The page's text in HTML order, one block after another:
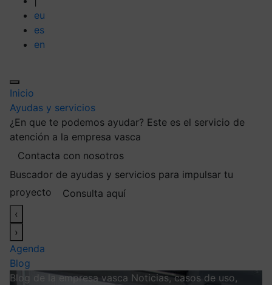
eu
es
en
Inicio
Ayudas y servicios
¿En que te podemos ayudar? Este es el servicio de
atención a la empresa vasca
Contacta con nosotros
Buscador de ayudas y servicios para impulsar tu
proyecto
Consulta aquí
‹
›
Agenda
Blog
Blog de la empresa vasca Noticias, casos de uso,